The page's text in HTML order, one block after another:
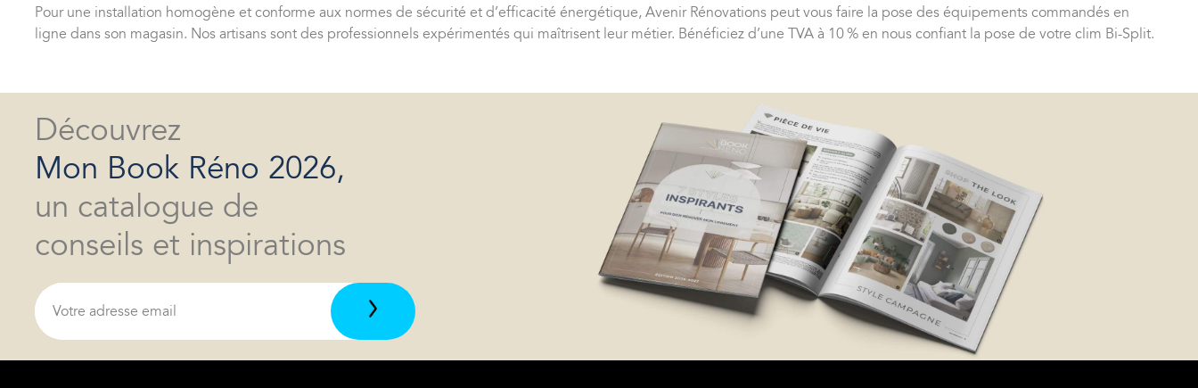
Pour une installation homogène et conforme aux normes de sécurité et d’efficacité énergétique, Avenir Rénovations peut vous faire la pose des équipements commandés en
ligne dans son magasin. Nos artisans sont des professionnels expérimentés qui maîtrisent leur métier. Bénéficiez d’une TVA à 10 % en nous confiant la pose de votre clim Bi-Split.
Découvrez
Mon Book Réno 2026,
un catalogue de
conseils et inspirations